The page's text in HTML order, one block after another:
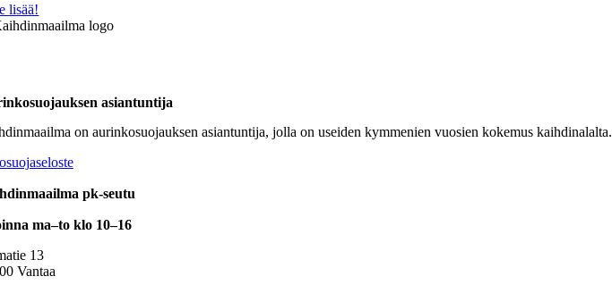
lisää!
asiantuntija
on aurinkosuojauksen asiantuntija, jolla on useiden kymmenien vuosien kokemus kaihdinalalta.
pk-seutu
ma–to klo 10–16
13
Vantaa